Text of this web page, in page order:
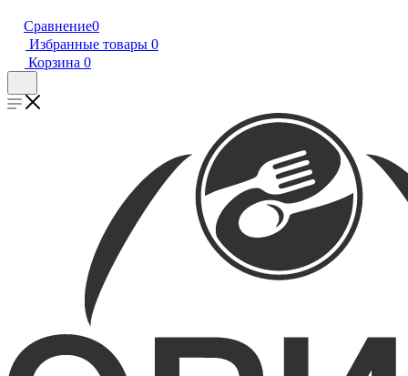
Сравнение0
Избранные товары 0
Корзина 0